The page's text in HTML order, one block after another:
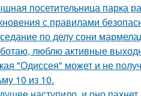
посетительница парка
с правилами
по делу сони
люблю активные
"Одиссея" может и не
10 из 10.